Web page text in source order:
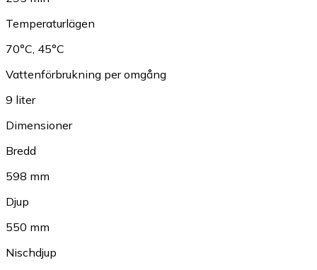
Temperaturlägen
70°C, 45°C
Vattenförbrukning per omgång
9 liter
Dimensioner
Bredd
598 mm
Djup
550 mm
Nischdjup